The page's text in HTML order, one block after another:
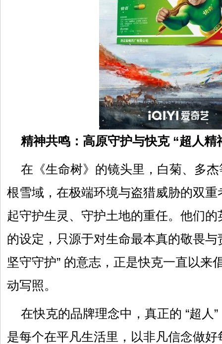
精神共鸣：高原守护与快克 “超人精
在《生命树》的镜头里，白菊、多
根雪域，在极端环境与盗猎威胁的双
起守护生灵、守护土地的重任。他们
的设定，只源于对生命最本真的敬畏与
坚守守护” 的意志，正是快克一直以来
动写照。
在快克的品牌理念中，真正的 “超人
是每个在平凡生活里，以非凡信念做